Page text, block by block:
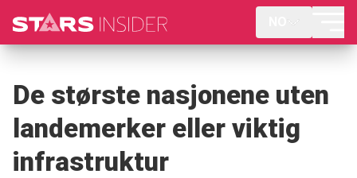
De største nasjonene uten
landemerker eller viktig
infrastruktur